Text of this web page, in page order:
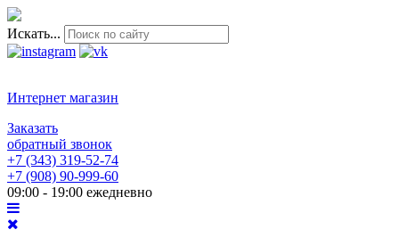
Искать...
Интернет магазин
Заказать
обратный звонок
+7 (343) 319-52-74
+7 (908) 90-999-60
09:00 - 19:00 ежедневно